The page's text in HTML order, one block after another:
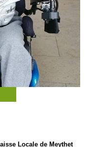
Locale de Meythet